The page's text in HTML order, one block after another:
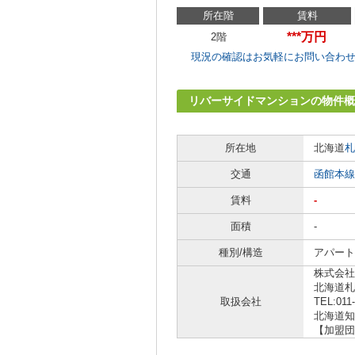
所在階 賃料
2階
***万円
現況の確認はお気軽にお問い合わせ
リバーサイドマンションの物件
所在地
北海道
交通 函館本線
賃料 -
面積 -
種別/構造 アパー
取扱会社
株式会
北海道
北海道
【加盟